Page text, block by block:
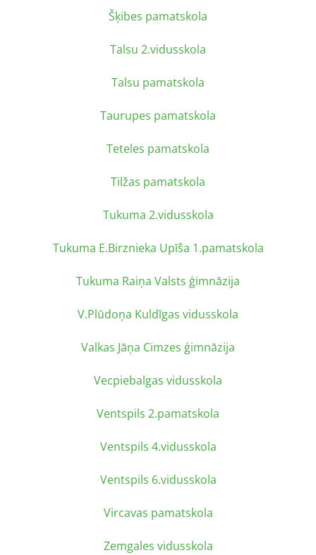
Šķibes pamatskola
Talsu 2.vidusskola
Talsu pamatskola
Taurupes pamatskola
Teteles pamatskola
Tilžas pamatskola
Tukuma 2.vidusskola
Tukuma E.Birznieka Upīša 1.pamatskola
Tukuma Raiņa Valsts ģimnāzija
V.Plūdoņa Kuldīgas vidusskola
Valkas Jāņa Cimzes ģimnāzija
Vecpiebalgas vidusskola
Ventspils 2.pamatskola
Ventspils 4.vidusskola
Ventspils 6.vidusskola
Vircavas pamatskola
Zemgales vidusskola